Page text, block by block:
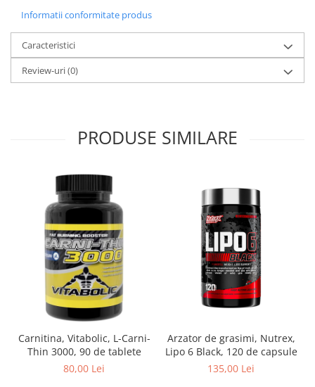
Informatii conformitate produs
Caracteristici
Review-uri(0)
PRODUSE SIMILARE
Carnitina, Vitabolic, L-Carni-
Thin 3000, 90 de tablete
80,00 Lei
Arzator de grasimi, Nutrex,
Lipo 6 Black, 120 de capsule
135,00 Lei